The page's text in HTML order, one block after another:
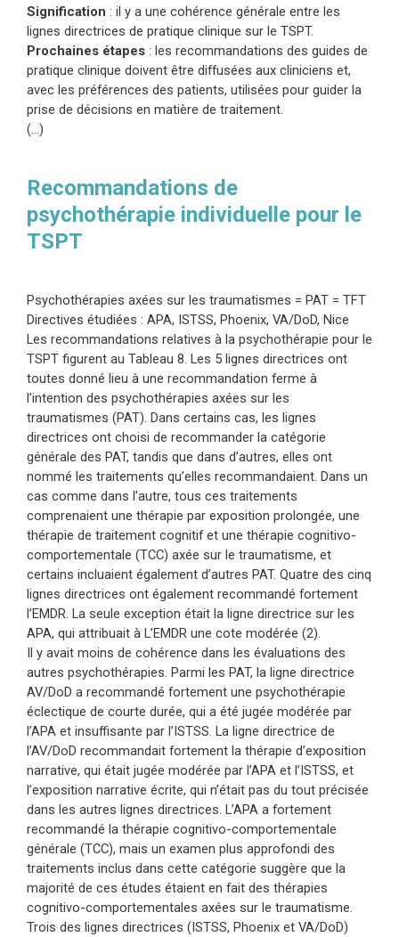
Signification : il y a une cohérence générale entre les
lignes directrices de pratique clinique sur le TSPT.
Prochaines étapes : les recommandations des guides de
pratique clinique doivent être diffusées aux cliniciens et,
avec les préférences des patients, utilisées pour guider la
prise de décisions en matière de traitement.
(…)
Recommandations de
psychothérapie individuelle pour le
TSPT
Psychothérapies axées sur les traumatismes = PAT = TFT
Directives étudiées : APA, ISTSS, Phoenix, VA/DoD, Nice
Les recommandations relatives à la psychothérapie pour le
TSPT figurent au Tableau 8. Les 5 lignes directrices ont
toutes donné lieu à une recommandation ferme à
l’intention des psychothérapies axées sur les
traumatismes (PAT). Dans certains cas, les lignes
directrices ont choisi de recommander la catégorie
générale des PAT, tandis que dans d’autres, elles ont
nommé les traitements qu’elles recommandaient. Dans un
cas comme dans l’autre, tous ces traitements
comprenaient une thérapie par exposition prolongée, une
thérapie de traitement cognitif et une thérapie cognitivo-
comportementale (TCC) axée sur le traumatisme, et
certains incluaient également d’autres PAT. Quatre des cinq
lignes directrices ont également recommandé fortement
l’EMDR. La seule exception était la ligne directrice sur les
APA, qui attribuait à L’EMDR une cote modérée (2).
Il y avait moins de cohérence dans les évaluations des
autres psychothérapies. Parmi les PAT, la ligne directrice
AV/DoD a recommandé fortement une psychothérapie
éclectique de courte durée, qui a été jugée modérée par
l’APA et insuffisante par l’ISTSS. La ligne directrice de
l’AV/DoD recommandait fortement la thérapie d’exposition
narrative, qui était jugée modérée par l’APA et l’ISTSS, et
l’exposition narrative écrite, qui n’était pas du tout précisée
dans les autres lignes directrices. L’APA a fortement
recommandé la thérapie cognitivo-comportementale
générale (TCC), mais un examen plus approfondi des
traitements inclus dans cette catégorie suggère que la
majorité de ces études étaient en fait des thérapies
cognitivo-comportementales axées sur le traumatisme.
Trois des lignes directrices (ISTSS, Phoenix et VA/DoD)